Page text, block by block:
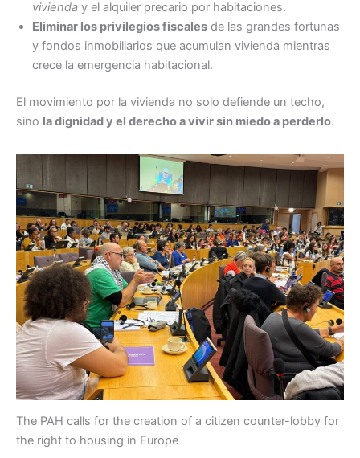
vivienda y el alquiler precario por habitaciones.
Eliminar los privilegios fiscales de las grandes fortunas
y fondos inmobiliarios que acumulan vivienda mientras
crece la emergencia habitacional.
El movimiento por la vivienda no solo defiende un techo,
sino la dignidad y el derecho a vivir sin miedo a perderlo.
The PAH calls for the creation of a citizen counter-lobby for
the right to housing in Europe